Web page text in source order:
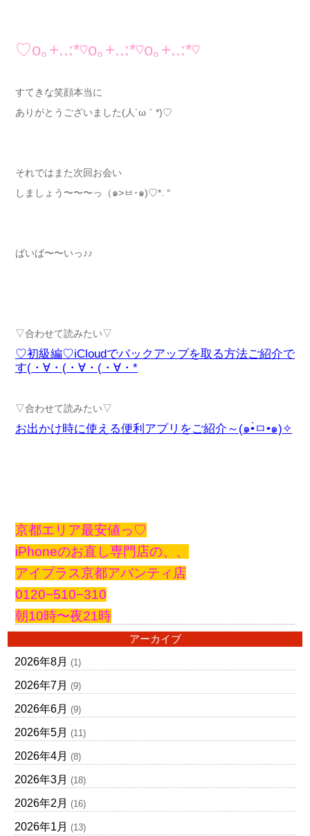
♡o｡+..:*♡o｡+..:*♡o｡+..:*♡
すてきな笑顔本当に
ありがとうございました(人´ω｀*)♡
それではまた次回お会い
しましょう〜〜〜っ（๑>ㅂ･๑)♡*. °
ばいば〜〜いっ♪♪
▽合わせて読みたい▽
♡初級編♡iCloudでバックアップを取る方法ご紹介で
す(・∀・(・∀・(・∀・*
▽合わせて読みたい▽
お出かけ時に使える便利アプリをご紹介～(๑•̀ㅁ•๑)✧
京都エリア最安値っ♡
iPhoneのお直し専門店の、、
アイプラス京都アバンティ店
0120−510−310
朝10時〜夜21時
アーカイブ
2026年8月 (1)
2026年7月 (9)
2026年6月 (9)
2026年5月 (11)
2026年4月 (8)
2026年3月 (18)
2026年2月 (16)
2026年1月 (13)